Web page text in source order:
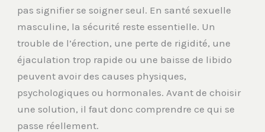
pas signifier se soigner seul. En santé sexuelle
masculine, la sécurité reste essentielle. Un
trouble de l’érection, une perte de rigidité, une
éjaculation trop rapide ou une baisse de libido
peuvent avoir des causes physiques,
psychologiques ou hormonales. Avant de choisir
une solution, il faut donc comprendre ce qui se
passe réellement.